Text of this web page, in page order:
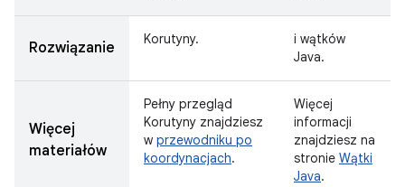
Rozwiązanie Korutyny.
i wątków
Java.
Więcej
materiałów
Pełny przegląd
Korutyny znajdziesz
w przewodniku po
koordynacjach.
Więcej
informacji
znajdziesz na
stronie Wątki
Java.